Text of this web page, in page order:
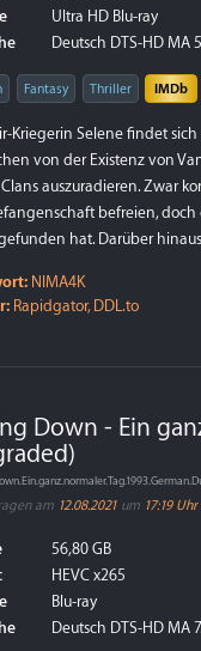
Ultra HD Blu-ray
Deutsch DTS-HD MA
Fantasy Thriller IMDb
Kriegerin Selene findet
von der Existenz von
auszuradieren. Zwar
befreien, doch
hat. Darüber
NIMA4K
Rapidgator, DDL.to
Down - Ein
am 12.08.2021 um 17:19 Uhr
56,80 GB
HEVC x265
Blu-ray
Deutsch DTS-HD MA